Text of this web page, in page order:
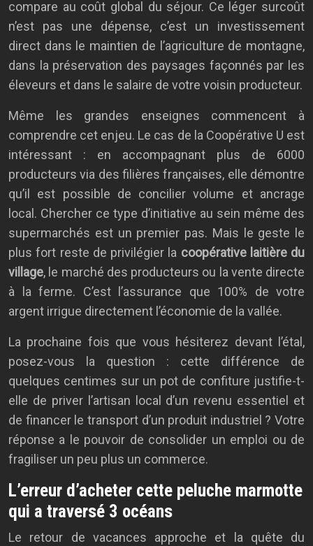
compare au coût global du séjour. Ce léger surcoût
n’est pas une dépense, c’est un investissement
direct dans le maintien de l’agriculture de montagne,
dans la préservation des paysages façonnés par les
éleveurs et dans le salaire de votre voisin producteur.
Même les grandes enseignes commencent à
comprendre cet enjeu. Le cas de la Coopérative U est
intéressant : en accompagnant plus de 6000
producteurs via des filières françaises, elle démontre
qu’il est possible de concilier volume et ancrage
local. Chercher ce type d’initiative au sein même des
supermarchés est un premier pas. Mais le geste le
plus fort reste de privilégier la coopérative laitière du
village, le marché des producteurs ou la vente directe
à la ferme. C’est l’assurance que 100% de votre
argent irrigue directement l’économie de la vallée.
La prochaine fois que vous hésiterez devant l’étal,
posez-vous la question : cette différence de
quelques centimes sur un pot de confiture justifie-t-
elle de priver l’artisan local d’un revenu essentiel et
de financer le transport d’un produit industriel ? Votre
réponse a le pouvoir de consolider un emploi ou de
fragiliser un peu plus un commerce.
L’erreur d’acheter cette peluche marmotte
qui a traversé 3 océans
Le retour de vacances approche et la quête du